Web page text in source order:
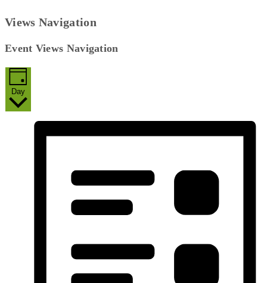
Views Navigation
Event Views Navigation
Day